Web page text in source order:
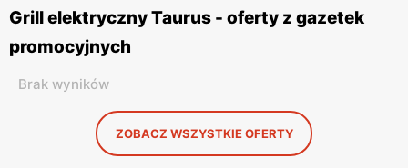
Grill elektryczny Taurus - oferty z gazetek
promocyjnych
Brak wyników
ZOBACZ WSZYSTKIE OFERTY